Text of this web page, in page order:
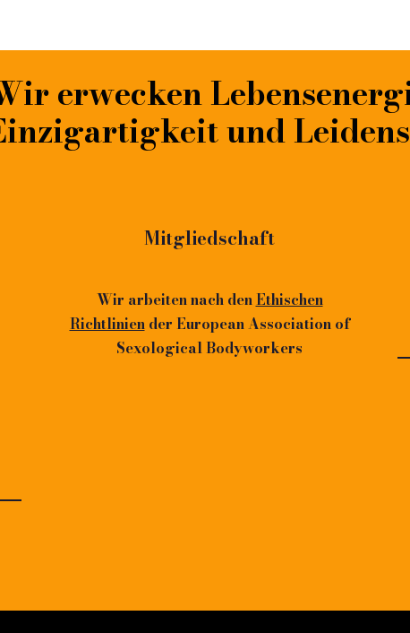
erwecken
und
Mitgliedschaft
Wir arbeiten nach denEthischen
Richtliniender European Association of
Sexological Bodyworkers